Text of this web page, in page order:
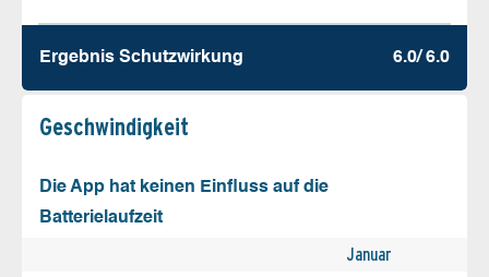
Ergebnis Schutz­wirkung 6.0/ 6.0
Geschw­indigkeit
Die App hat keinen Einfluss auf die
Batterielaufzeit
Januar